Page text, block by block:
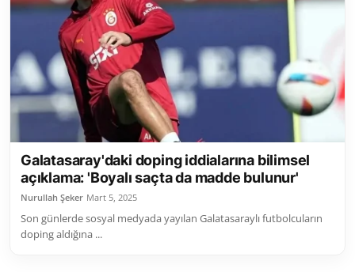
Toplum ve Yaşam
Sivil Toplum Kuruluşları
Kamu Kurumları ve Üst Kurullar
Resmi Reklamlar
Galatasaray'daki doping iddialarına bilimsel
açıklama: 'Boyalı saçta da madde bulunur'
Nurullah Şeker Mart 5, 2025
Son günlerde sosyal medyada yayılan Galatasaraylı futbolcuların
doping aldığına ...